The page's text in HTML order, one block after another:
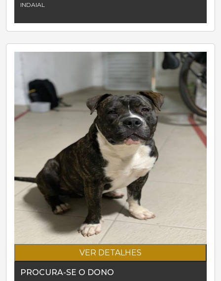
INDAIAL
VER DETALHES
PROCURA-SE O DONO